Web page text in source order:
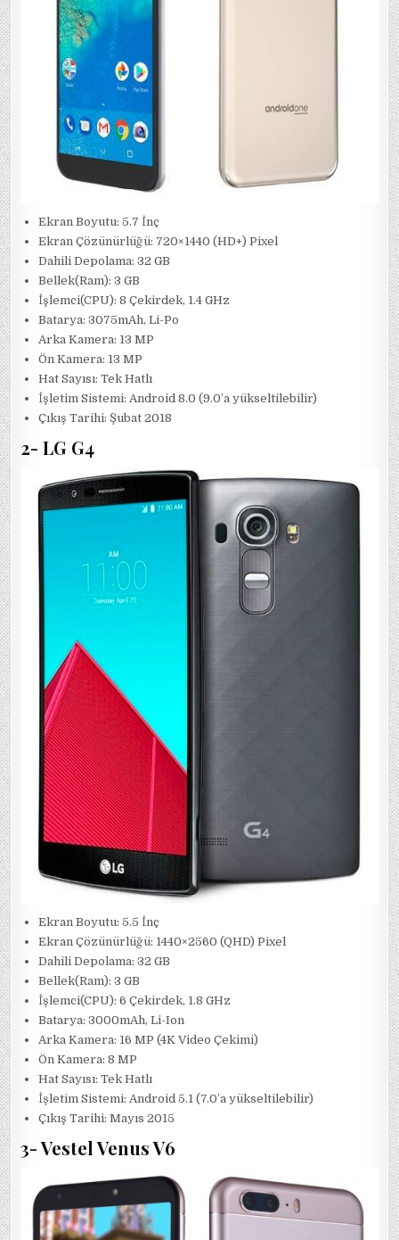
Ekran Boyutu: 5.7 İnç
Ekran Çözünürlüğü: 720×1440 (HD+) Pixel
Dahili Depolama: 32 GB
Bellek(Ram): 3 GB
İşlemci(CPU): 8 Çekirdek, 1.4 GHz
Batarya: 3075mAh, Li-Po
Arka Kamera: 13 MP
Ön Kamera: 13 MP
Hat Sayısı: Tek Hatlı
İşletim Sistemi: Android 8.0 (9.0’a yükseltilebilir)
Çıkış Tarihi: Şubat 2018
2- LG G4
Ekran Boyutu: 5.5 İnç
Ekran Çözünürlüğü: 1440×2560 (QHD) Pixel
Dahili Depolama: 32 GB
Bellek(Ram): 3 GB
İşlemci(CPU): 6 Çekirdek, 1.8 GHz
Batarya: 3000mAh, Li-Ion
Arka Kamera: 16 MP (4K Video Çekimi)
Ön Kamera: 8 MP
Hat Sayısı: Tek Hatlı
İşletim Sistemi: Android 5.1 (7.0’a yükseltilebilir)
Çıkış Tarihi: Mayıs 2015
3- Vestel Venus V6